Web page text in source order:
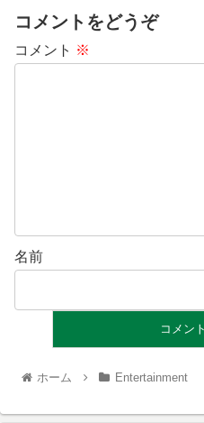
コメントをどうぞ
コメント ※
名前
ホーム Entertainment